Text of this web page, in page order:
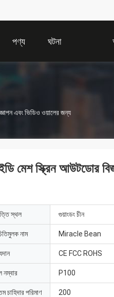
পণ্য ঘটনা
এবং ভিডিও ওয়ালের জন্য
স্ক্রিন আউটডোর
স্থল গুয়াংডং চীন
নাম Miracle Bean
CE FCC ROHS
নম্বার P100
চাহিদার পরিমাণ 200